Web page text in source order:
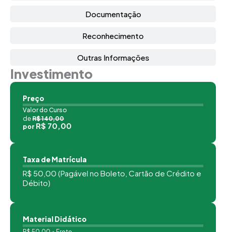
Documentação
Reconhecimento
Outras Informações
Investimento
Preço
Valor do Curso
de R$ 140,00
por R$ 70,00
Taxa de Matrícula
R$ 50,00 (Pagável no Boleto, Cartão de Crédito e
Débito)
Material Didático